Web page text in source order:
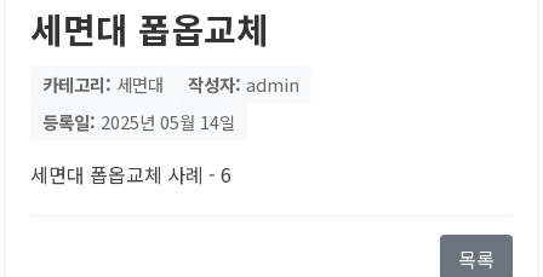
세면대 폽옵교체
카테고리: 세면대 작성자: admin
등록일: 2025년 05월 14일
세면대 폽옵교체 사례 - 6
목록